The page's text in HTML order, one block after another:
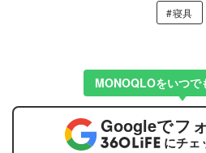
#寝具
MONOQLOをいつで
Googleでフ
にチェ